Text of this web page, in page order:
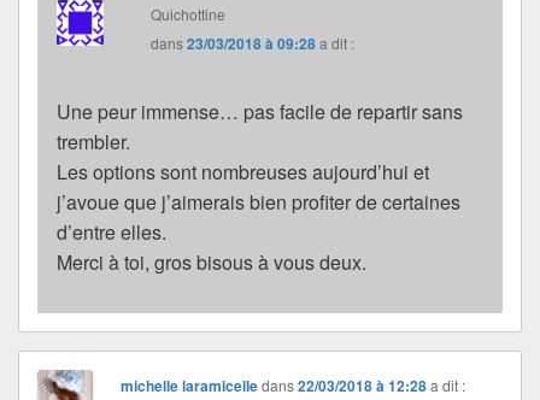
Quichottine
dans23/03/2018 à 09:28a dit :
Une peur immense… pas facile de repartir sans
trembler.
Les options sont nombreuses aujourd’hui et
j’avoue que j’aimerais bien profiter de certaines
d’entre elles.
Merci à toi, gros bisous à vous deux.
michelle laramicelledans22/03/2018 à 12:28 a dit :